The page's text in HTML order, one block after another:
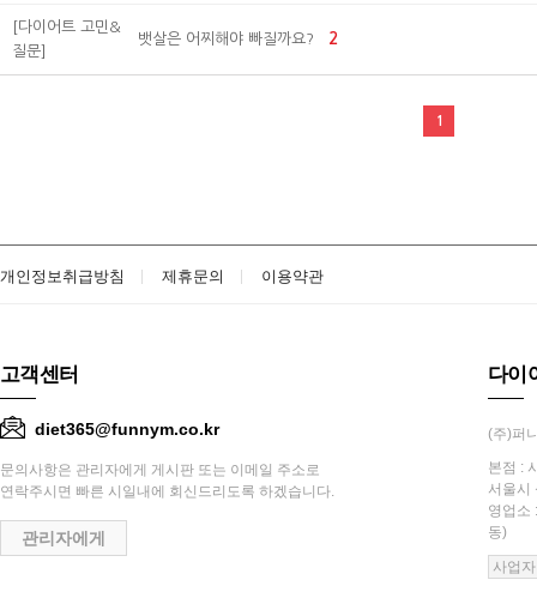
[다이어트 고민&
질문]
뱃살은 어찌해야 빠질까요? 2
1
개인정보취급방침 제휴문의 이용약관
고객센터
diet365@funnym.co.kr
문의사항은 관리자에게 게시판 또는 이메일 주소로
연락주시면 빠른 시일내에 회신드리도록 하겠습니다.
관리자에게
다이
(주)퍼
본점 :
서울시
영업소
동)
사업